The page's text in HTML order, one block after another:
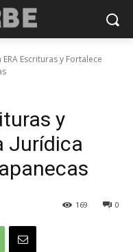
ERA Escrituras y Fortalece
y
Jurídica
0
169